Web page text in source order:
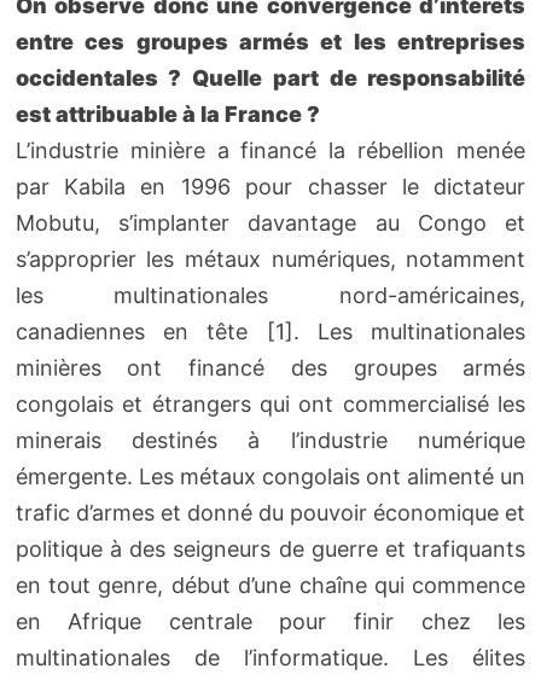
On observe donc une convergence d’intérêts
entre ces groupes armés et les entreprises
occidentales ? Quelle part de responsabilité
est attribuable à la France ?
L’industrie minière a financé la rébellion menée
par Kabila en 1996 pour chasser le dictateur
Mobutu, s’implanter davantage au Congo et
s’approprier les métaux numériques, notamment
les multinationales nord-américaines,
canadiennes en tête [1]. Les multinationales
minières ont financé des groupes armés
congolais et étrangers qui ont commercialisé les
minerais destinés à l’industrie numérique
émergente. Les métaux congolais ont alimenté un
trafic d’armes et donné du pouvoir économique et
politique à des seigneurs de guerre et trafiquants
en tout genre, début d’une chaîne qui commence
en Afrique centrale pour finir chez les
multinationales de l’informatique. Les élites